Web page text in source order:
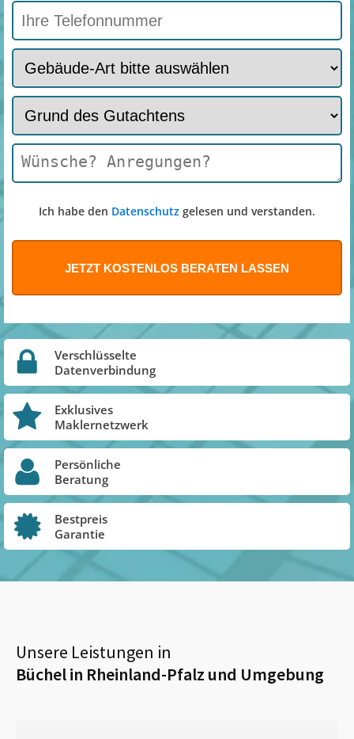
Ich habe den Datenschutz gelesen und verstanden.
Verschlüsselte
Datenverbindung
Exklusives
Maklernetzwerk
Persönliche
Beratung
Bestpreis
Garantie
Unsere Leistungen in
Büchel in Rheinland-Pfalz und Umgebung